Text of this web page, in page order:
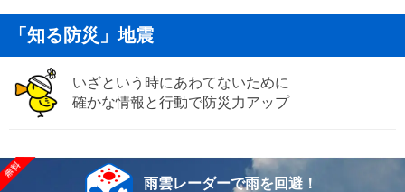
「知る防災」地震
いざという時にあわてないために
確かな情報と行動で防災力アップ
雨雲レーダーで雨を回避！